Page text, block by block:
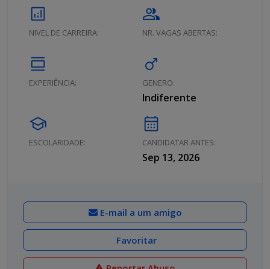
analytics
NIVEL DE CARREIRA:
group
NR. VAGAS ABERTAS:
calendar_view_day
EXPERIÊNCIA:
male
GENERO:
Indiferente
school
ESCOLARIDADE:
calendar_month
CANDIDATAR ANTES:
Sep 13, 2026
E-mail a um amigo
Favoritar